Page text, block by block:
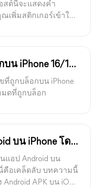
สต์นี้จะแสดงคำ
เพิ่มสติกเกอร์เข้าใน
น iPhone 16/15
ถูกบล็อกบน iPhone
มดที่ถูกบล็อก
บน iPhone โดย
แอป Android บน
นี่คือเคล็ดลับ บทความนี้
APK บน iOS